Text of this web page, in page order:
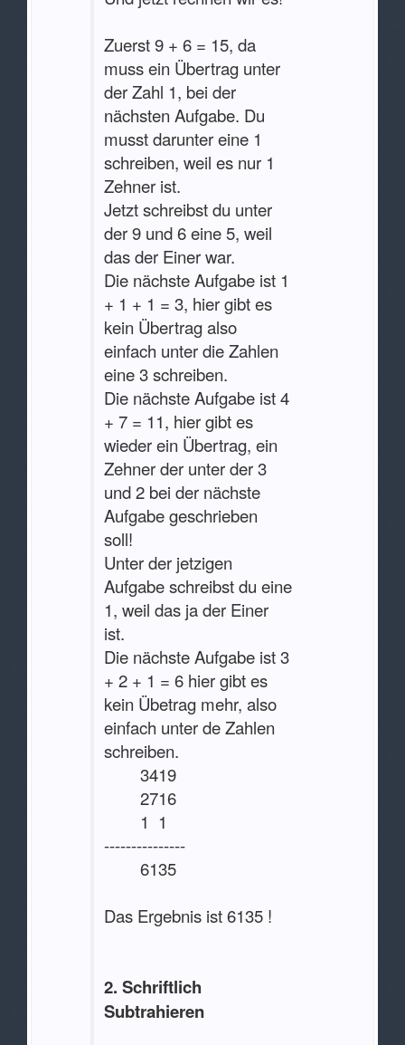
Zuerst 9 + 6 = 15, da
muss ein Übertrag unter
der Zahl 1, bei der
nächsten Aufgabe. Du
musst darunter eine 1
schreiben, weil es nur 1
Zehner ist.
Jetzt schreibst du unter
der 9 und 6 eine 5, weil
das der Einer war.
Die nächste Aufgabe ist 1
+ 1 + 1 = 3, hier gibt es
kein Übertrag also
einfach unter die Zahlen
eine 3 schreiben.
Die nächste Aufgabe ist 4
+ 7 = 11, hier gibt es
wieder ein Übertrag, ein
Zehner der unter der 3
und 2 bei der nächste
Aufgabe geschrieben
soll!
Unter der jetzigen
Aufgabe schreibst du eine
1, weil das ja der Einer
ist.
Die nächste Aufgabe ist 3
+ 2 + 1 = 6 hier gibt es
kein Übetrag mehr, also
einfach unter de Zahlen
schreiben.
3419
2716
1 1
---------------
6135
Das Ergebnis ist 6135 !
2. Schriftlich
Subtrahieren